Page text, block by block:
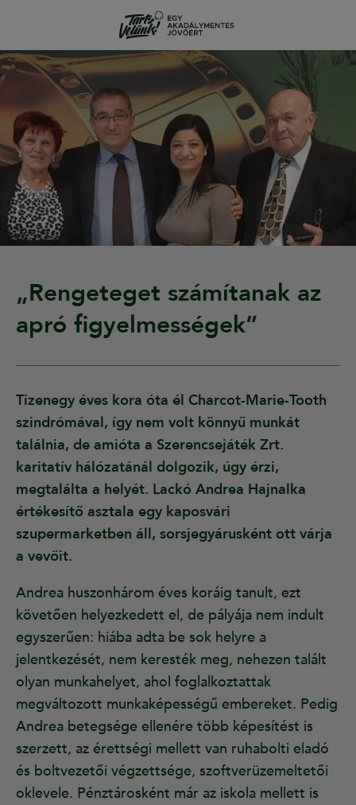
„Rengeteget számítanak az
apró figyelmességek”
Tizenegy éves kora óta él Charcot-Marie-Tooth
szindrómával, így nem volt könnyű munkát
találnia, de amióta a Szerencsejáték Zrt.
karitatív hálózatánál dolgozik, úgy érzi,
megtalálta a helyét. Lackó Andrea Hajnalka
értékesítő asztala egy kaposvári
szupermarketben áll, sorsjegyárusként ott várja
a vevőit.
Andrea huszonhárom éves koráig tanult, ezt
követően helyezkedett el, de pályája nem indult
egyszerűen: hiába adta be sok helyre a
jelentkezését, nem keresték meg, nehezen talált
olyan munkahelyet, ahol foglalkoztattak
megváltozott munkaképességű embereket. Pedig
Andrea betegsége ellenére több képesítést is
szerzett, az érettségi mellett van ruhabolti eladó
és boltvezetői végzettsége, szoftverüzemeltetői
oklevele. Pénztárosként már az iskola mellett is